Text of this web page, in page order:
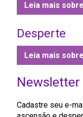
Leia mais
Desperte
Leia mais
Newsletter
Cadastre seu e-